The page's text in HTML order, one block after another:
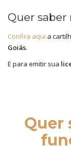
Quer saber
Confira aqui a
Goiás.
E para emitir sua
Quer